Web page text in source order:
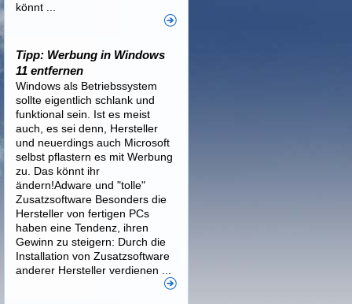
könnt ...
Tipp: Werbung in Windows
11 entfernen
Windows als Betriebssystem
sollte eigentlich schlank und
funktional sein. Ist es meist
auch, es sei denn, Hersteller
und neuerdings auch Microsoft
selbst pflastern es mit Werbung
zu. Das könnt ihr
ändern!Adware und "tolle"
Zusatzsoftware Besonders die
Hersteller von fertigen PCs
haben eine Tendenz, ihren
Gewinn zu steigern: Durch die
Installation von Zusatzsoftware
anderer Hersteller verdienen ...